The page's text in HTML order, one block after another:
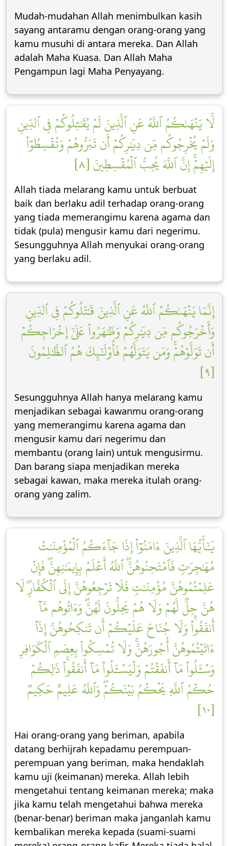
Mudah-mudahan Allah menimbulkan kasih
sayang antaramu dengan orang-orang yang
kamu musuhi di antara mereka. Dan Allah
adalah Maha Kuasa. Dan Allah Maha
Pengampun lagi Maha Penyayang.
لَّا يَنۡهَىٰكُمُ ٱللَّهُ عَنِ ٱلَّذِينَ لَمۡ يُقَٰتِلُوكُمۡ فِي ٱلدِّينِ
وَلَمۡ يُخۡرِجُوكُم مِّن دِيَٰرِكُمۡ أَن تَبَرُّوهُمۡ وَتُقۡسِطُوٓاْ
إِلَيۡهِمۡۚ إِنَّ ٱللَّهَ يُحِبُّ ٱلۡمُقۡسِطِينَ [٨]
Allah tiada melarang kamu untuk berbuat
baik dan berlaku adil terhadap orang-orang
yang tiada memerangimu karena agama dan
tidak (pula) mengusir kamu dari negerimu.
Sesungguhnya Allah menyukai orang-orang
yang berlaku adil.
إِنَّمَا يَنۡهَىٰكُمُ ٱللَّهُ عَنِ ٱلَّذِينَ قَٰتَلُوكُمۡ فِي ٱلدِّينِ
وَأَخۡرَجُوكُم مِّن دِيَٰرِكُمۡ وَظَٰهَرُواْ عَلَىٰٓ إِخۡرَاجِكُمۡ
أَن تَوَلَّوۡهُمۡۚ وَمَن يَتَوَلَّهُمۡ فَأُوْلَٰٓئِكَ هُمُ ٱلظَّٰلِمُونَ
[٩]
Sesungguhnya Allah hanya melarang kamu
menjadikan sebagai kawanmu orang-orang
yang memerangimu karena agama dan
mengusir kamu dari negerimu dan
membantu (orang lain) untuk mengusirmu.
Dan barang siapa menjadikan mereka
sebagai kawan, maka mereka itulah orang-
orang yang zalim.
يَٰٓأَيُّهَا ٱلَّذِينَ ءَامَنُوٓاْ إِذَا جَآءَكُمُ ٱلۡمُؤۡمِنَٰتُ
مُهَٰجِرَٰتٖ فَٱمۡتَحِنُوهُنَّۖ ٱللَّهُ أَعۡلَمُ بِإِيمَٰنِهِنَّۖ فَإِنۡ
عَلِمۡتُمُوهُنَّ مُؤۡمِنَٰتٖ فَلَا تَرۡجِعُوهُنَّ إِلَى ٱلۡكُفَّارِۖ لَا
هُنَّ حِلّٞ لَّهُمۡ وَلَا هُمۡ يَحِلُّونَ لَهُنَّۖ وَءَاتُوهُم مَّآ
أَنفَقُواْۚ وَلَا جُنَاحَ عَلَيۡكُمۡ أَن تَنكِحُوهُنَّ إِذَآ
ءَاتَيۡتُمُوهُنَّ أُجُورَهُنَّۚ وَلَا تُمۡسِكُواْ بِعِصَمِ ٱلۡكَوَافِرِ
وَسۡـَٔلُواْ مَآ أَنفَقۡتُمۡ وَلۡيَسۡـَٔلُواْ مَآ أَنفَقُواْۚ ذَٰلِكُمۡ
حُكۡمُ ٱللَّهِ يَحۡكُمُ بَيۡنَكُمۡۖ وَٱللَّهُ عَلِيمٌ حَكِيمٞ
[١٠]
Hai orang-orang yang beriman, apabila
datang berhijrah kepadamu perempuan-
perempuan yang beriman, maka hendaklah
kamu uji (keimanan) mereka. Allah lebih
mengetahui tentang keimanan mereka; maka
jika kamu telah mengetahui bahwa mereka
(benar-benar) beriman maka janganlah kamu
kembalikan mereka kepada (suami-suami